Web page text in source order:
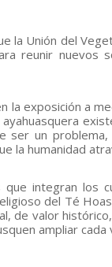
la Unión del
reunir nuevos
exposición a
ser un
la humanidad
integran los
del Té
de valor
ampliar